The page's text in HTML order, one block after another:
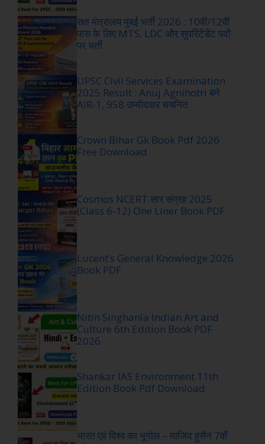
रक्षा मंत्रालय मुंबई भर्ती 2026 : 10वीं/12वीं
पास के लिए MTS, LDC और सुपरिंटेंडेंट पदों
पर भर्ती
UPSC Civil Services Examination
2025 Result : Anuj Agnihotri बने
AIR-1, 958 उम्मीदवार चयनित
Crown Bihar Gk Book Pdf 2026
Free Download
Cosmos NCERT सार संग्रह 2025
(Class 6-12) One Liner Book PDF
Lucent’s General Knowledge 2026
Book PDF
Nitin Singhania Indian Art and
Culture 6th Edition Book PDF
2026
Shankar IAS Environment 11th
Edition Book Pdf Download
भारत एवं विश्व का भूगोल – माजिद हुसैन 7वाँ